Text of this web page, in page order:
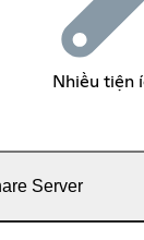
Nhiều tiện
Server